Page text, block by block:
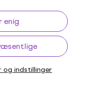
enig
og indstillinger